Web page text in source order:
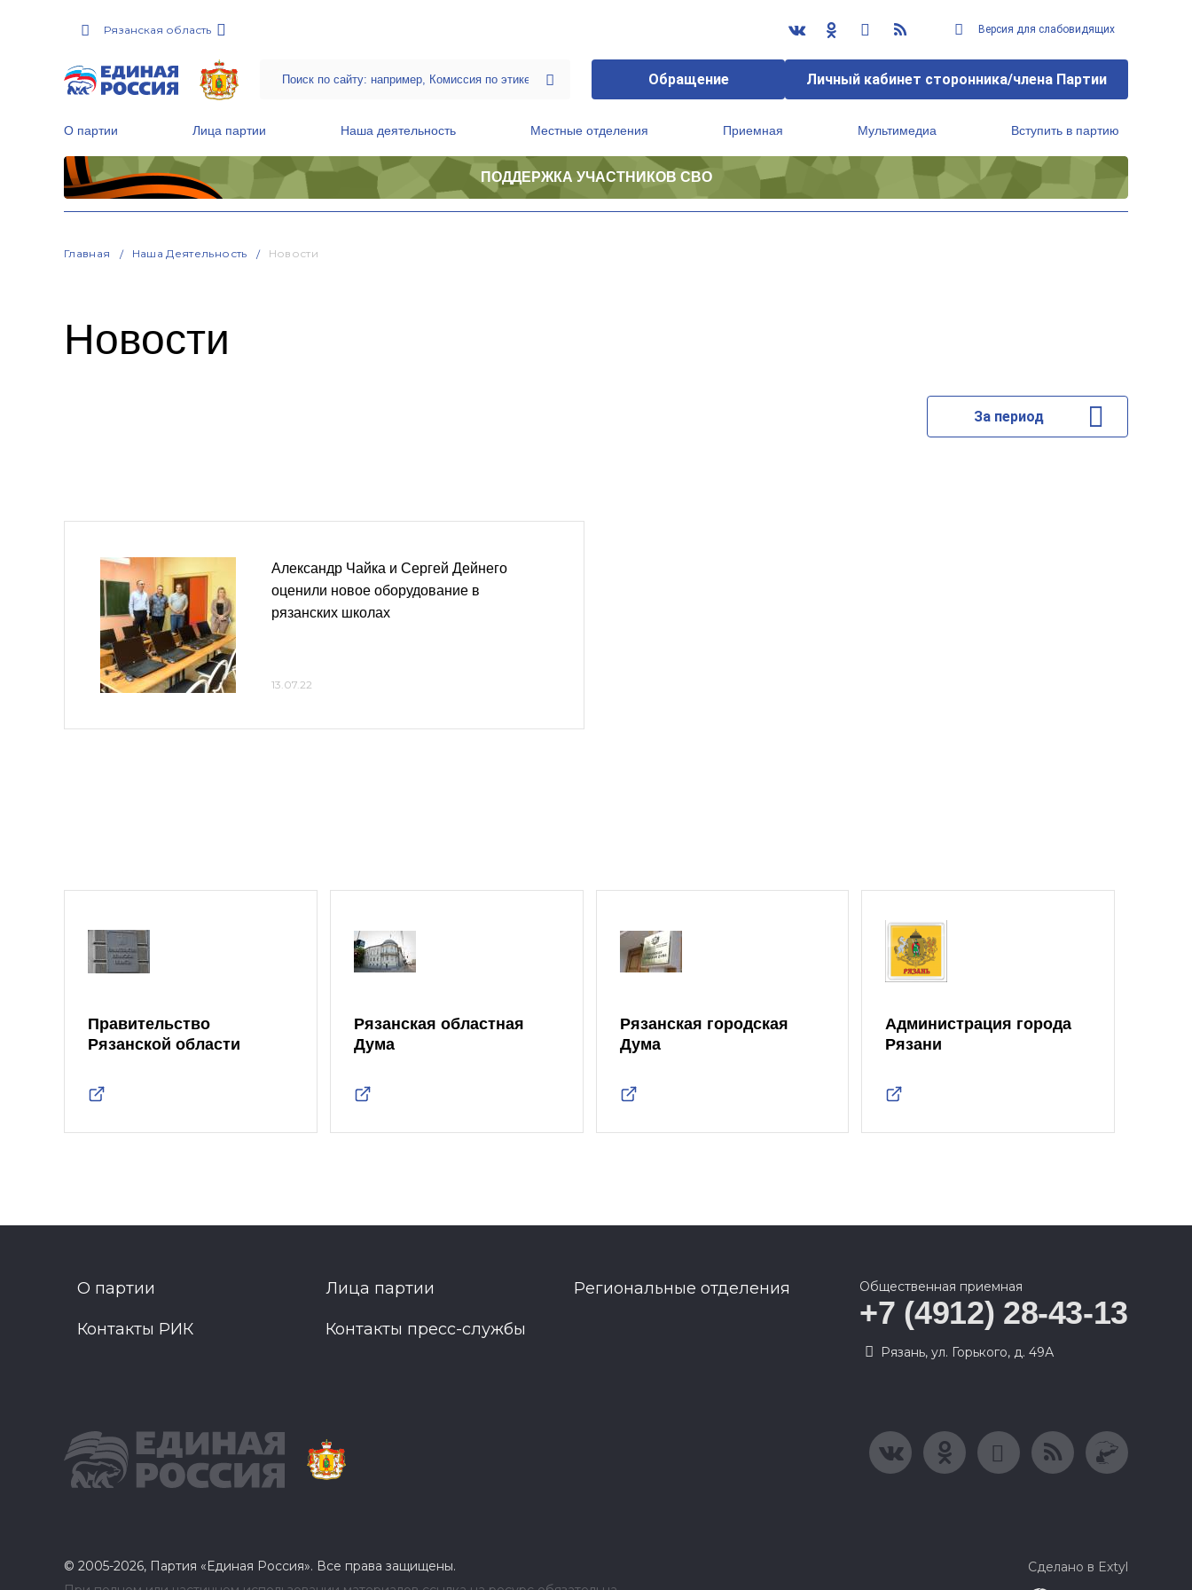
Рязанская область Версия для слабовидящих
Обращение Личный кабинет сторонника/члена Партии
О партии Лица партии Наша деятельность Местные отделения Приемная Мультимедиа Вступить в партию
ПОДДЕРЖКА УЧАСТНИКОВ СВО
Главная Наша Деятельность Новости
Новости
За период
Александр Чайка и Сергей Дейнего
оценили новое оборудование в
рязанских школах
13.07.22
Правительство
Рязанской области
Рязанская областная
Дума
Рязанская городская
Дума
Администрация города
Рязани
О партии Лица партии Региональные отделения
Контакты РИК Контакты пресс-службы
Общественная приемная
+7 (4912) 28-43-13
Рязань, ул. Горького, д. 49А
© 2005-2026, Партия «Единая Россия». Все права защищены.
Сделано в Extyl